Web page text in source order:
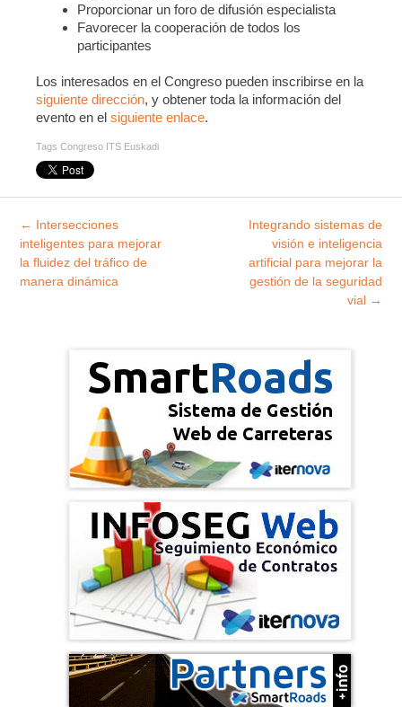
Proporcionar un foro de difusión especialista
Favorecer la cooperación de todos los
participantes
Los interesados en el Congreso pueden inscribirse en la
siguiente dirección, y obtener toda la información del
evento en el siguiente enlace.
Tags Congreso ITS Euskadi
Explorar
entradas
← Intersecciones
inteligentes para mejorar
la fluidez del tráfico de
manera dinámica
Integrando sistemas de
visión e inteligencia
artificial para mejorar la
gestión de la seguridad
vial →